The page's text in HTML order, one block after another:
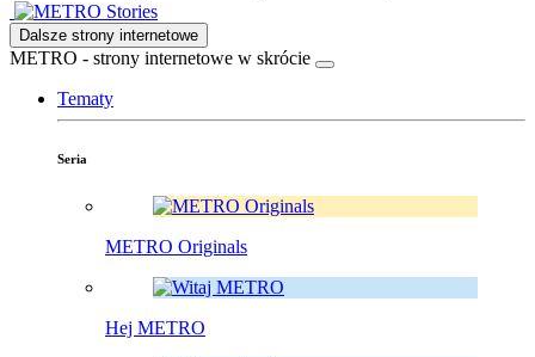
Stories
Dalsze strony internetowe
METRO - strony internetowe w skrócie
Tematy
Seria
METRO Originals
Hej METRO